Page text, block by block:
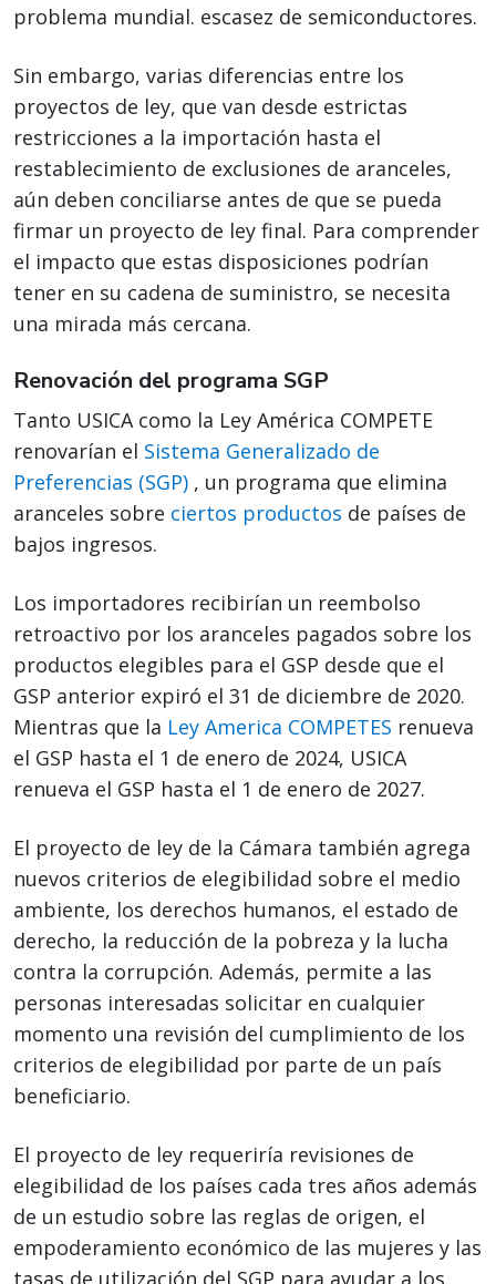
problema mundial. escasez de semiconductores.
Sin embargo, varias diferencias entre los
proyectos de ley, que van desde estrictas
restricciones a la importación hasta el
restablecimiento de exclusiones de aranceles,
aún deben conciliarse antes de que se pueda
firmar un proyecto de ley final. Para comprender
el impacto que estas disposiciones podrían
tener en su cadena de suministro, se necesita
una mirada más cercana.
Renovación del programa SGP
Tanto USICA como la Ley América COMPETE
renovarían el Sistema Generalizado de
Preferencias (SGP) , un programa que elimina
aranceles sobre ciertos productos de países de
bajos ingresos.
Los importadores recibirían un reembolso
retroactivo por los aranceles pagados sobre los
productos elegibles para el GSP desde que el
GSP anterior expiró el 31 de diciembre de 2020.
Mientras que la Ley America COMPETES renueva
el GSP hasta el 1 de enero de 2024, USICA
renueva el GSP hasta el 1 de enero de 2027.
El proyecto de ley de la Cámara también agrega
nuevos criterios de elegibilidad sobre el medio
ambiente, los derechos humanos, el estado de
derecho, la reducción de la pobreza y la lucha
contra la corrupción. Además, permite a las
personas interesadas solicitar en cualquier
momento una revisión del cumplimiento de los
criterios de elegibilidad por parte de un país
beneficiario.
El proyecto de ley requeriría revisiones de
elegibilidad de los países cada tres años además
de un estudio sobre las reglas de origen, el
empoderamiento económico de las mujeres y las
tasas de utilización del SGP para ayudar a los